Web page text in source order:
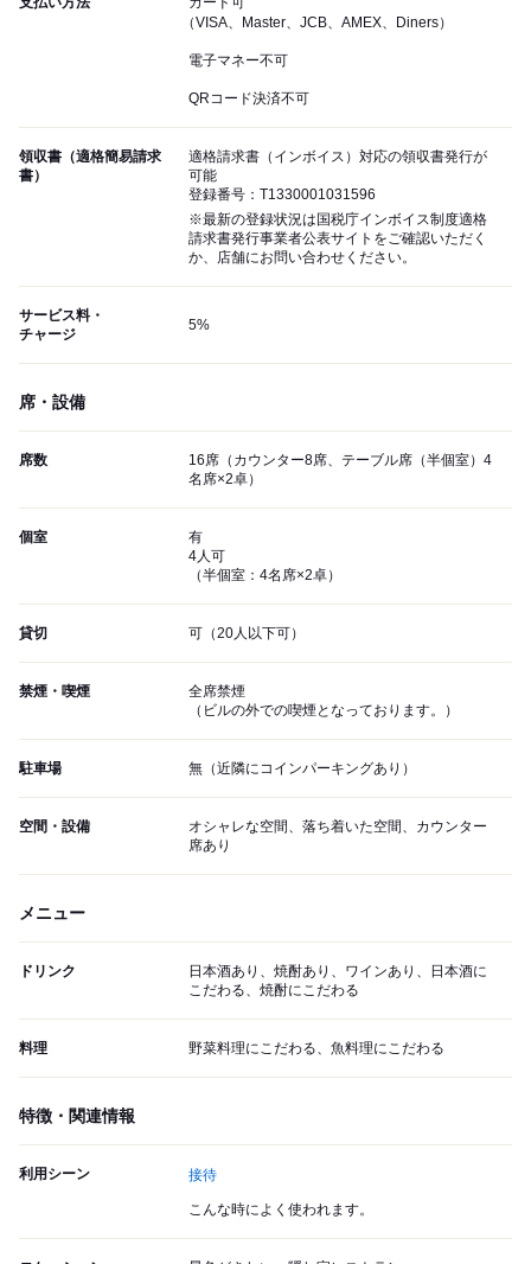
（VISA、Master、JCB、AMEX、Diners）
電子マネー不可
QRコード決済不可
領収書（適格簡易請求
書）
適格請求書（インボイス）対応の領収書発行が
可能
登録番号：T1330001031596
※最新の登録状況は国税庁インボイス制度適格
請求書発行事業者公表サイトをご確認いただく
か、店舗にお問い合わせください。
サービス料・
チャージ
5%
席・設備
席数
16席（カウンター8席、テーブル席（半個室）4
名席×2卓）
個室
有
4人可
（半個室：4名席×2卓）
貸切 可（20人以下可）
禁煙・喫煙
全席禁煙
（ビルの外での喫煙となっております。）
駐車場 無（近隣にコインパーキングあり）
空間・設備
オシャレな空間、落ち着いた空間、カウンター
席あり
メニュー
ドリンク
日本酒あり、焼酎あり、ワインあり、日本酒に
こだわる、焼酎にこだわる
料理 野菜料理にこだわる、魚料理にこだわる
特徴・関連情報
利用シーン 接待
こんな時によく使われます。